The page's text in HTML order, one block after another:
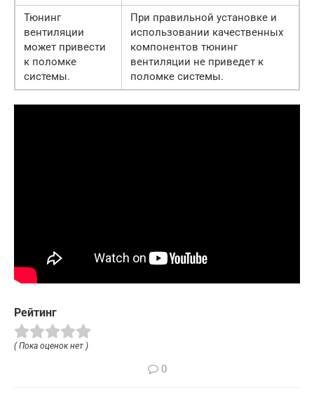
Тюнинг
вентиляции
может привести
к поломке
системы.
При правильной установке и
использовании качественных
компонентов тюнинг
вентиляции не приведет к
поломке системы.
Рейтинг
( Пока оценок нет )
0